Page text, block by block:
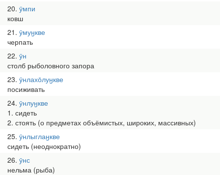
20 ӯмпи
ковш
21 ӯмуӈкве
черпать
22 ӯн
столб рыболовного запора
23 ӯнлахо̄луӈкве
посиживать
24 ӯнлуӈкве
1. сидеть
2. стоять (о предметах объёмистых, широких, массивных)
25 ӯнлыглаӈкве
сидеть (неоднократно)
26 ӯнс
нельма (рыба)